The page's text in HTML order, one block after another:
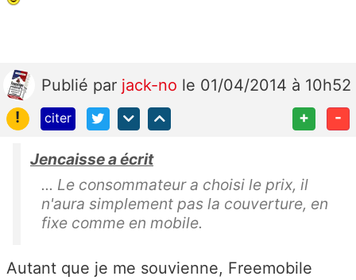
Publié par jack-no le 01/04/2014 à 10h52
!
citer + -
Jencaisse a écrit
... Le consommateur a choisi le prix, il
n'aura simplement pas la couverture, en
fixe comme en mobile.
Autant que je me souvienne, Freemobile